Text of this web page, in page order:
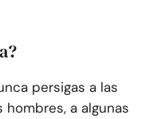
persigas a las
a algunas